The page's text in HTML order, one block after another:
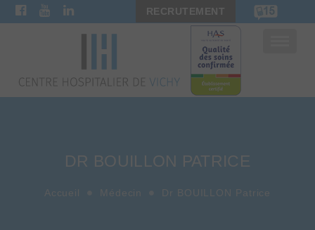
RECRUTEMENT
DR BOUILLON PATRICE
Accueil Médecin Dr BOUILLON Patrice